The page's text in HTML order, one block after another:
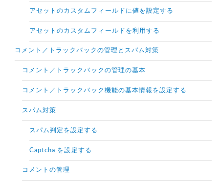
アセットのカスタムフィールドに値を設定する
アセットのカスタムフィールドを利用する
コメント／トラックバックの管理とスパム対策
コメント／トラックバックの管理の基本
コメント／トラックバック機能の基本情報を設定する
スパム対策
スパム判定を設定する
Captcha を設定する
コメントの管理